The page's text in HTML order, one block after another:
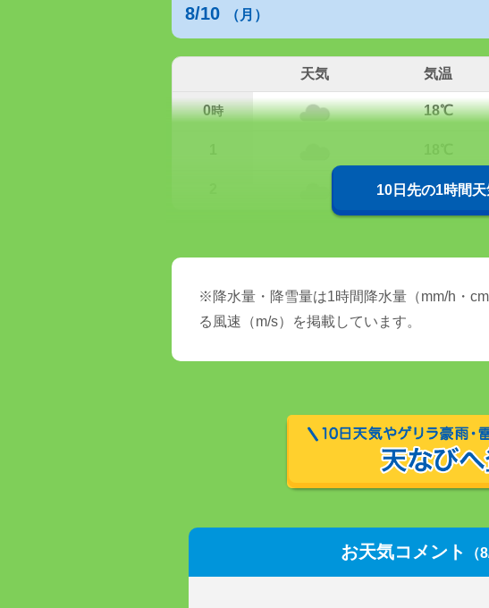
8/10 （月）
天気 気温
0時 18℃
17℃
10日先の1時間
※降水量・降雪量は1時間降水量（mm/h・
る風速（m/s）を掲載しています。
お天気コメント （